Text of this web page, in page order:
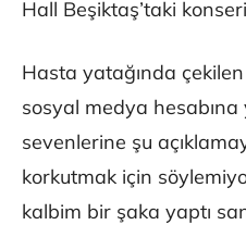
Hall Beşiktaş’taki
Hasta yatağında
sosyal medya hesabına
sevenlerine şu
korkutmak için
kalbim bir şaka yaptı